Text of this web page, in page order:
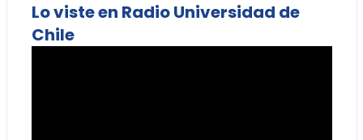
Lo viste en Radio Universidad de
Chile